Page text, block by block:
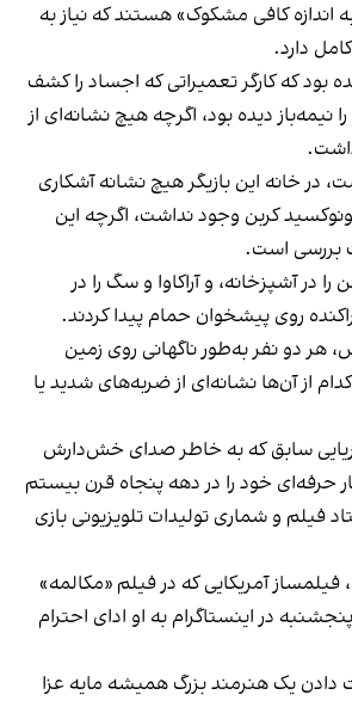
اندازه کافی مشکوک» هستند که نیاز به
دارد.
بود که کارگر تعمیراتی که اجساد را کشف
نیمه‌باز دیده بود، اگرچه هیچ نشانه‌ای از
در خانه این بازیگر هیچ نشانه آشکاری
کربن وجود نداشت، اگرچه این
بررسی است.
در آشپزخانه، و آراکاوا و سگ را در
روی پیشخوان حمام پیدا کردند.
هر دو نفر به‌طور ناگهانی روی زمین
از آن‌ها نشانه‌ای از ضربه‌های شدید یا
سابق که به خاطر صدای خش‌دارش
حرفه‌ای خود را در دهه پنجاه قرن بیستم
فیلم و شماری تولیدات تلویزیونی بازی
فیلمساز آمریکایی که در فیلم «مکالمه»
در اینستاگرام به او ادای احترام
دادن یک هنرمند بزرگ همیشه مایه عزا